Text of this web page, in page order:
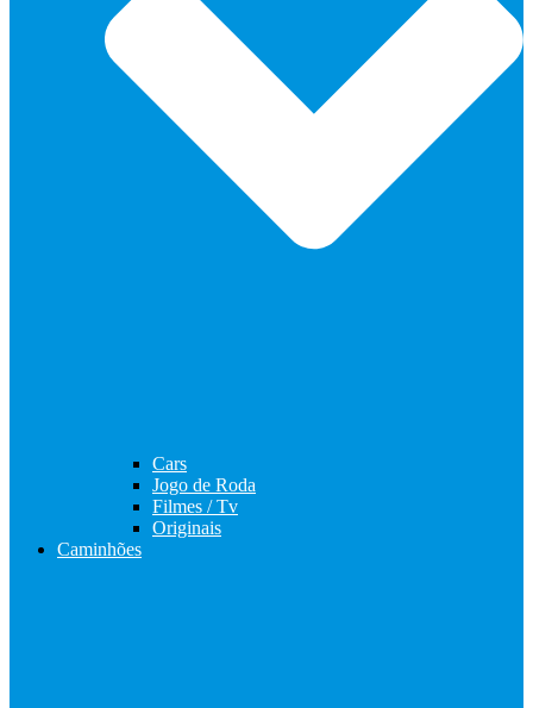
Cars
Jogo de Roda
Filmes / Tv
Originais
Caminhões